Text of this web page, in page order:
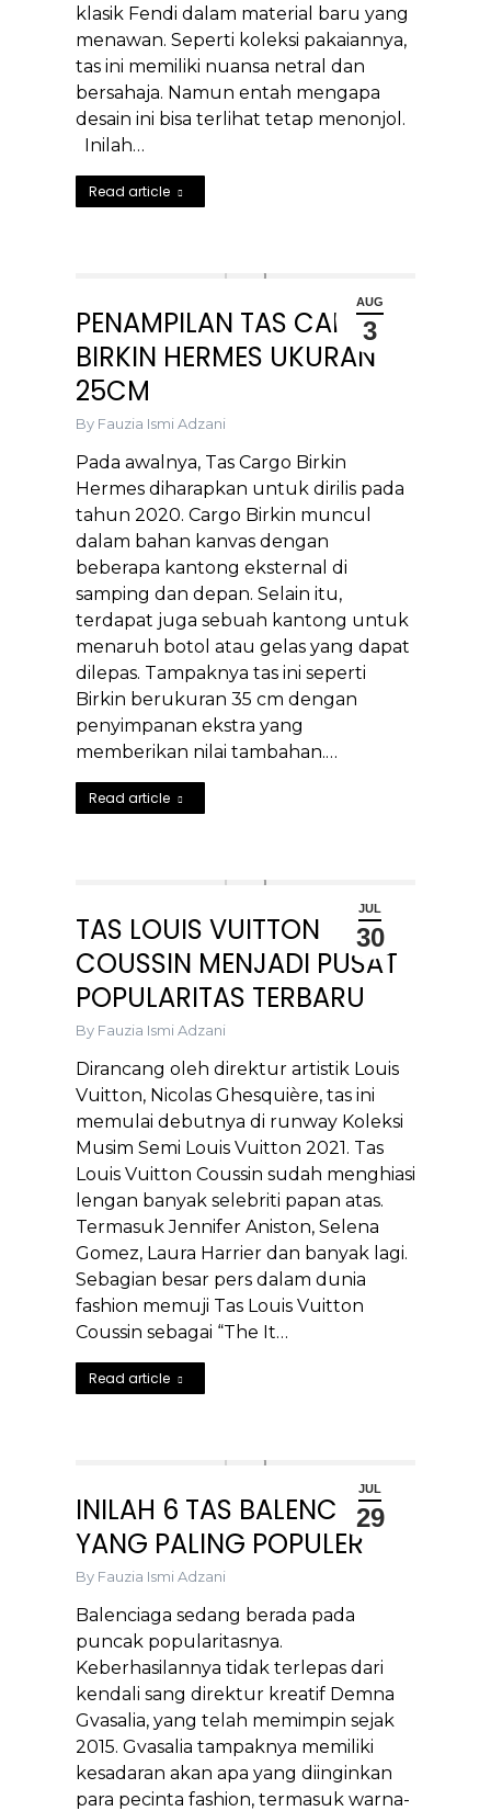
klasik Fendi dalam material baru yang
menawan. Seperti koleksi pakaiannya,
tas ini memiliki nuansa netral dan
bersahaja. Namun entah mengapa
desain ini bisa terlihat tetap menonjol.
Inilah…
Read article
AUG
3
PENAMPILAN TAS CARGO
BIRKIN HERMES UKURAN
25CM
By Fauzia Ismi Adzani
Pada awalnya, Tas Cargo Birkin
Hermes diharapkan untuk dirilis pada
tahun 2020. Cargo Birkin muncul
dalam bahan kanvas dengan
beberapa kantong eksternal di
samping dan depan. Selain itu,
terdapat juga sebuah kantong untuk
menaruh botol atau gelas yang dapat
dilepas. Tampaknya tas ini seperti
Birkin berukuran 35 cm dengan
penyimpanan ekstra yang
memberikan nilai tambahan.…
Read article
JUL
30
TAS LOUIS VUITTON
COUSSIN MENJADI PUSAT
POPULARITAS TERBARU
By Fauzia Ismi Adzani
Dirancang oleh direktur artistik Louis
Vuitton, Nicolas Ghesquière, tas ini
memulai debutnya di runway Koleksi
Musim Semi Louis Vuitton 2021. Tas
Louis Vuitton Coussin sudah menghiasi
lengan banyak selebriti papan atas.
Termasuk Jennifer Aniston, Selena
Gomez, Laura Harrier dan banyak lagi.
Sebagian besar pers dalam dunia
fashion memuji Tas Louis Vuitton
Coussin sebagai “The It…
Read article
JUL
29
INILAH 6 TAS BALENCIAGA
YANG PALING POPULER
By Fauzia Ismi Adzani
Balenciaga sedang berada pada
puncak popularitasnya.
Keberhasilannya tidak terlepas dari
kendali sang direktur kreatif Demna
Gvasalia, yang telah memimpin sejak
2015. Gvasalia tampaknya memiliki
kesadaran akan apa yang diinginkan
para pecinta fashion, termasuk warna-